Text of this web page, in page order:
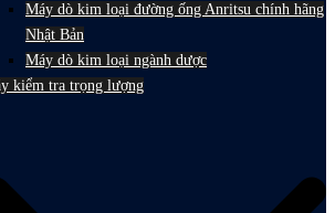
Máy dò kim loại đường ống Anritsu chính hãng
Nhật Bản
Máy dò kim loại ngành dược
kiểm tra trọng lượng